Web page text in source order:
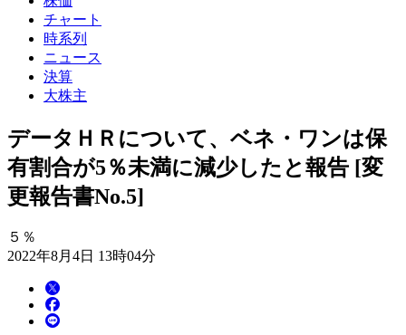
チャート
時系列
ニュース
決算
大株主
データＨＲについて、ベネ・ワンは保
有割合が5％未満に減少したと報告 [変
更報告書No.5]
５％
2022年8月4日 13時04分